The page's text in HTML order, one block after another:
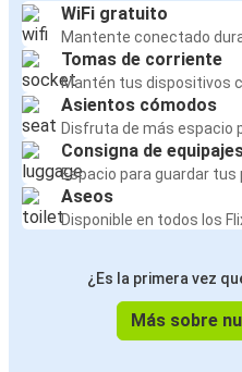
WiFi gratuito
Mantente conectado
Tomas de corriente
Mantén tus dispositivos
Asientos cómodos
Disfruta de más espacio
Consigna de
Espacio para guardar
Aseos
Disponible en todos los
¿Es la primera vez
Más sobre